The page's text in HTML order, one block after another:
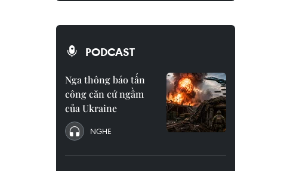
PODCAST
Nga thông báo tấn
công căn cứ ngầm
của Ukraine
NGHE